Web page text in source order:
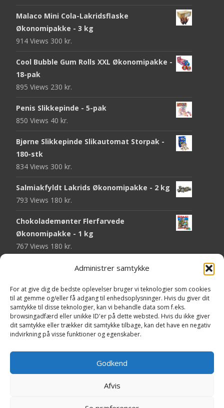
Administrer samtykke
For at give dig de bedste oplevelser bruger vi teknologier som cookies
til at gemme og/eller få adgang til enhedsoplysninger. Hvis du giver dit
samtykke til disse teknologier, kan vi behandle data som f.eks.
browsingadfærd eller unikke ID'er på dette websted. Hvis du ikke giver
dit samtykke eller trækker dit samtykke tilbage, kan det have en negativ
indvirkning på visse funktioner og egenskaber.
Godkend
Afvis
Malaco Mini Cola-Lakridsflaske
Økonomipakke - 3 kg
914 Views 300 kr.
Cool Bubble Gum Rolls XXL Økonomipakke -
18-pak
895 Views 230 kr.
Penis Slikkepinde - 5-pak
850 Views 40 kr.
Bjørne Slikkepinde Slikautomat Storpak -
180-stk
834 Views 300 kr.
Salmiakfyldt Lakrids Økonomipakke - 2 kg
793 Views 180 kr.
Chokolademønter Flerfarvede
Økonomipakke - 1 kg
767 Views 180 kr.
Malaco Stjerner Lakrids - 92 gram
Pringles Hot & Spicy - 165 gram
742 Views40 kr.
Fini Krudttønder Tyggegummi